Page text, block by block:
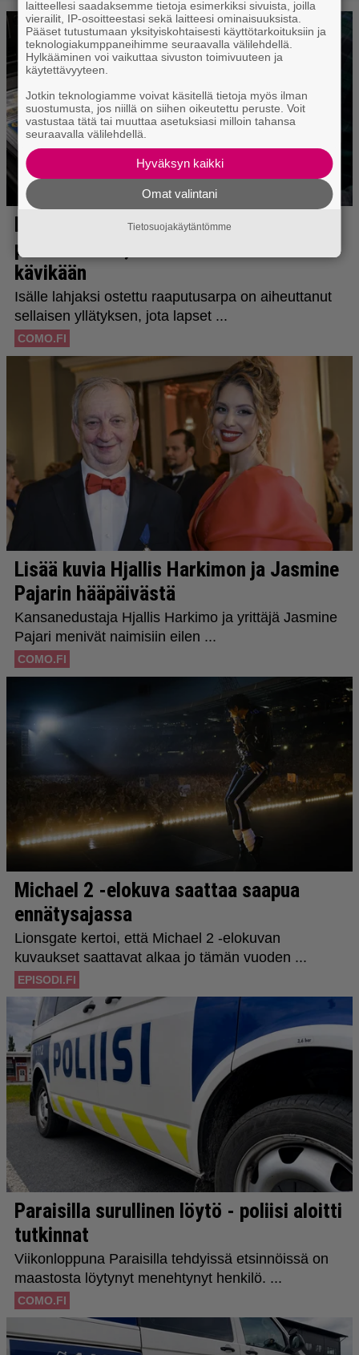
laitteellesi saadaksemme tietoja esimerkiksi sivuista, joilla
vierailit, IP-osoitteestasi sekä laitteesi ominaisuuksista.
Pääset tutustumaan yksityiskohtaisesti käyttötarkoituksiin ja
teknologiakumppaneihimme seuraavalla välilehdellä.
Hylkääminen voi vaikuttaa sivuston toimivuuteen ja
käytettävyyteen.
Jotkin teknologiamme voivat käsitellä tietoja myös ilman
suostumusta, jos niillä on siihen oikeutettu peruste. Voit
vastustaa tätä tai muuttaa asetuksiasi milloin tahansa
seuraavalla välilehdellä.
Hyväksyn kaikki
Omat valintani
Tietosuojakäytäntömme